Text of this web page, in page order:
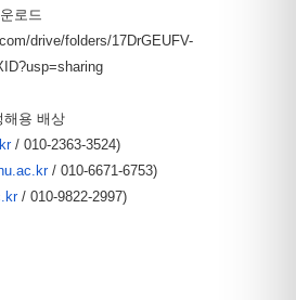
로드
drive/folders/17DrGEUFV-
해용 배상
/ 010-2363-3524)
/ 010-6671-6753)
/ 010-9822-2997)